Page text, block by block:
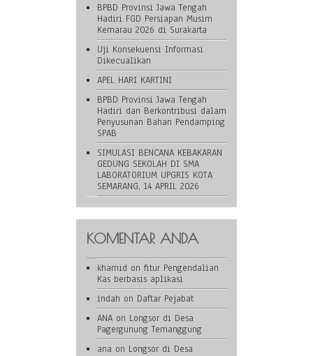
BPBD Provinsi Jawa Tengah
Hadiri FGD Persiapan Musim
Kemarau 2026 di Surakarta
Uji Konsekuensi Informasi
Dikecualikan
APEL HARI KARTINI
BPBD Provinsi Jawa Tengah
Hadiri dan Berkontribusi dalam
Penyusunan Bahan Pendamping
SPAB
SIMULASI BENCANA KEBAKARAN
GEDUNG SEKOLAH DI SMA
LABORATORIUM UPGRIS KOTA
SEMARANG, 14 APRIL 2026
KOMENTAR ANDA
khamid on fitur Pengendalian
Kas berbasis aplikasi
indah on Daftar Pejabat
ANA on Longsor di Desa
Pagergunung Temanggung
ana on Longsor di Desa